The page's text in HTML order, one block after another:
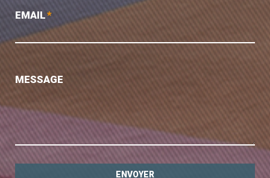
EMAIL*
MESSAGE